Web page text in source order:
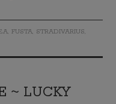
, FUSTA, STRADIVARIUS,
~ LUCKY